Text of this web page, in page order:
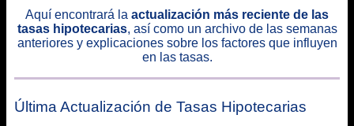
Aquí encontrará la actualización más reciente de las
tasas hipotecarias, así como un archivo de las semanas
anteriores y explicaciones sobre los factores que influyen
en las tasas.
Última Actualización de Tasas Hipotecarias